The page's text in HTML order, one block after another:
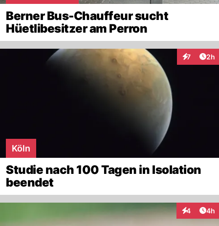
Berner Bus-Chauffeur sucht
Hüetlibesitzer am Perron
7 2h
Köln
Studie nach 100 Tagen in Isolation
beendet
4 4h